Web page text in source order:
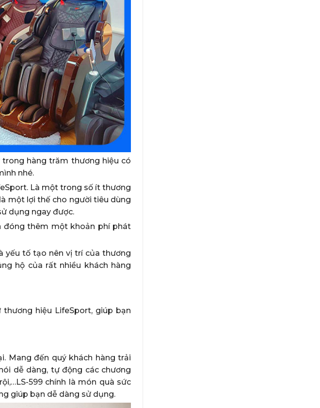
trong hàng trăm thương hiệu có
nhé.
Là một trong số ít thương
một lợi thế cho người tiêu dùng
dụng ngay được.
đóng thêm một khoản phí phát
yếu tố tạo nên vị trí của thương
hộ của rất nhiều khách hàng
hiệu LifeSport, giúp bạn
Mang đến quý khách hàng trải
dễ dàng, tự động các chương
599 chính là món quà sức
giúp bạn dễ dàng sử dụng.